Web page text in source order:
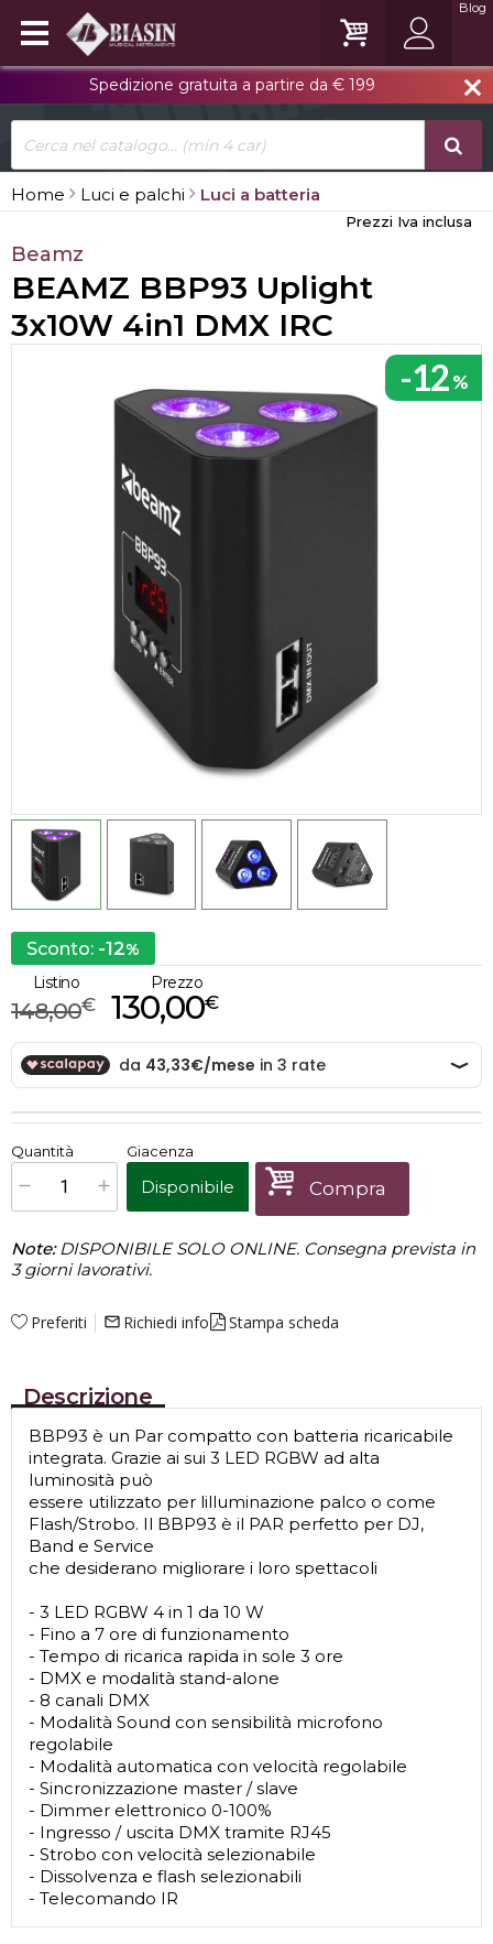
close
Spedizione gratuita a partire da € 199
Blog
Home Luci e palchi Luci a batteria
Prezzi Iva inclusa
Beamz
BEAMZ BBP93 Uplight
3x10W 4in1 DMX IRC
-12%
Sconto: -12%
Listino
€
148,00
Prezzo
€
130,00
x1 Prezzo finale:€130,00
Quantità Giacenza
Disponibile Compra
Note:DISPONIBILE SOLO ONLINE. Consegna prevista in
3 giorni lavorativi.
Preferiti mail_outline Richiedi info Stampa scheda
Descrizione
BBP93 è un Par compatto con batteria ricaricabile
integrata. Grazie ai sui 3 LED RGBW ad alta
luminosità può
essere utilizzato per lilluminazione palco o come
Flash/Strobo. Il BBP93 è il PAR perfetto per DJ,
Band e Service
che desiderano migliorare i loro spettacoli
- 3 LED RGBW 4 in 1 da 10 W
- Fino a 7 ore di funzionamento
- Tempo di ricarica rapida in sole 3 ore
- DMX e modalità stand-alone
- 8 canali DMX
- Modalità Sound con sensibilità microfono
regolabile
- Modalità automatica con velocità regolabile
- Sincronizzazione master / slave
- Dimmer elettronico 0-100%
- Ingresso / uscita DMX tramite RJ45
- Strobo con velocità selezionabile
- Dissolvenza e flash selezionabili
- Telecomando IR